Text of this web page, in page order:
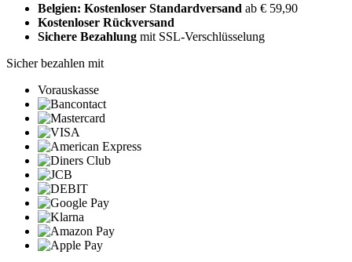
Belgien: Kostenloser Standardversand ab € 59,90
Kostenloser Rückversand
Sichere Bezahlung mit SSL-Verschlüsselung
Sicher bezahlen mit
Vorauskasse